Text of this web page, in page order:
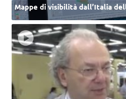
Mappe di visibilità dall’Italia